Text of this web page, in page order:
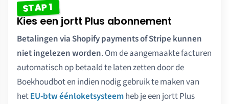
STAP 1
Kies een jortt Plus abonnement
Betalingen via Shopify payments of Stripe kunnen
niet ingelezen worden. Om de aangemaakte facturen
automatisch op betaald te laten zetten door de
Boekhoudbot en indien nodig gebruik te maken van
hetEU-btw éénloketsysteemheb je een jortt Plus